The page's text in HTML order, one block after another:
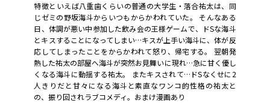
特徴といえば八重歯くらいの普通の大学生・落合祐太は、同
じゼミの野坂海斗からいつもからかわれていた。 そんなある
日、体調が悪い中参加した飲み会の王様ゲームで、ドSな海斗
とキスすることになってしまい…キスが上手い海斗に、体が反
応してしまったことをからかわれて怒り、帰宅する。 翌朝発
熱した祐太の部屋へ海斗が突然お見舞いに現れ…急に甘く優し
くなる海斗に動揺する祐太。 またキスされて…ドSなくせに2
人きりだと甘々になる海斗と素直なワンコ的性格の祐太と
の、振り回されラブコメディ。おまけ漫画あり